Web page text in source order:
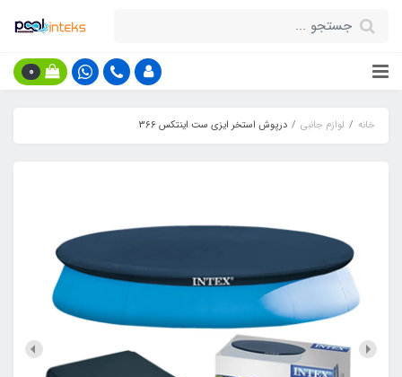
0
خانه لوازم جانبی درپوش استخر ایزی ست اینتکس 366